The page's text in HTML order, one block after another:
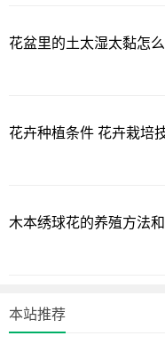
- 幼果期（6月下旬）：
- 果实膨大期（7-8月）
- 采后浇水（10月）：浇
（4）冬季控水：11月
- 高温干旱天气（35℃以
花盆里的土太湿太黏怎
花卉种植条件 花卉栽培
木本绣球花的养殖方法
本站推荐